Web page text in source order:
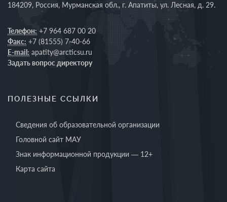
184209, Россия, Мурманская обл., г. Апатиты, ул. Лесная, д. 29.
Телефон: +7 964 687 00 20
Факс: +7 (81555) 7-40-66
E-mail: apatity@arcticsu.ru
Задать вопрос директору
ПОЛЕЗНЫЕ ССЫЛКИ
Сведения об образовательной организации
Головной сайт МАУ
Знак информационной продукции — 12+
Карта сайта